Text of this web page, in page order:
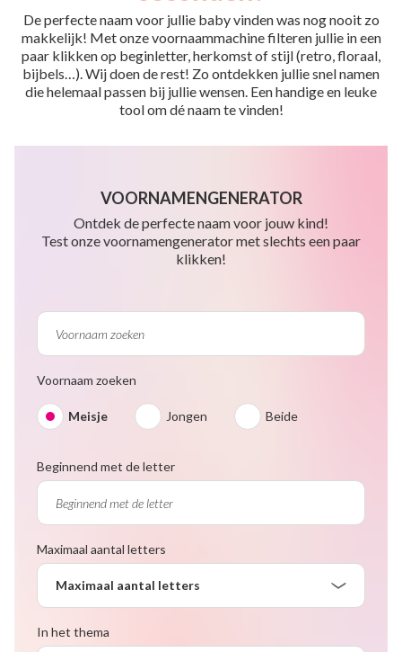
De perfecte naam voor jullie baby vinden was nog nooit zo
makkelijk! Met onze voornaammachine filteren jullie in een
paar klikken op beginletter, herkomst of stijl (retro, floraal,
bijbels…). Wij doen de rest! Zo ontdekken jullie snel namen
die helemaal passen bij jullie wensen. Een handige en leuke
tool om dé naam te vinden!
VOORNAMENGENERATOR
Ontdek de perfecte naam voor jouw kind!
Test onze voornamengenerator met slechts een paar
klikken!
Voornaam zoeken
Meisje Jongen Beide
Beginnend met de letter
Maximaal aantal letters
Maximaal aantal letters
In het thema